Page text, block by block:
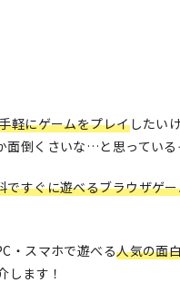
軽にゲームをプレイしたい
面倒くさいな…と思っている
ですぐに遊べるブラウザゲ
・スマホで遊べる人気の面
します！